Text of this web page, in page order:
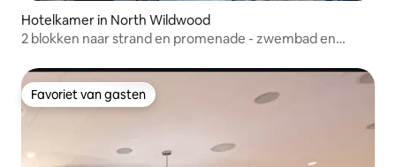
Hotelkamer in North Wildwood
2 blokken naar strand en promenade - zwembad en
Favoriet van gasten
Favoriet van gasten